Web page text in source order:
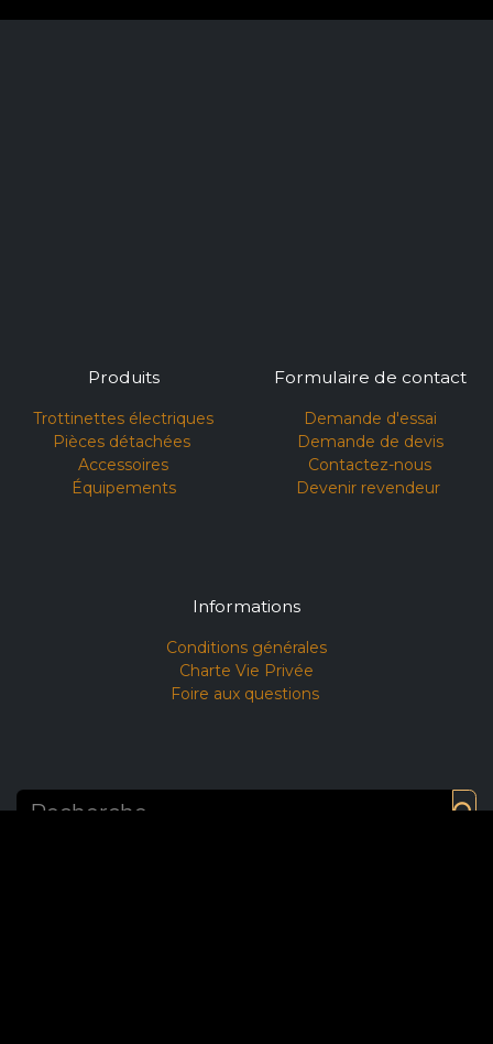
Produits
Trottinettes électriques
Pièces détachées
Accessoires
Équipements
Formulaire de contact
Demande d'essai​
Demande de devis
Contactez-nous
Devenir revendeur
Informations
Conditions générales​
Charte Vie Privée
Foire aux questions